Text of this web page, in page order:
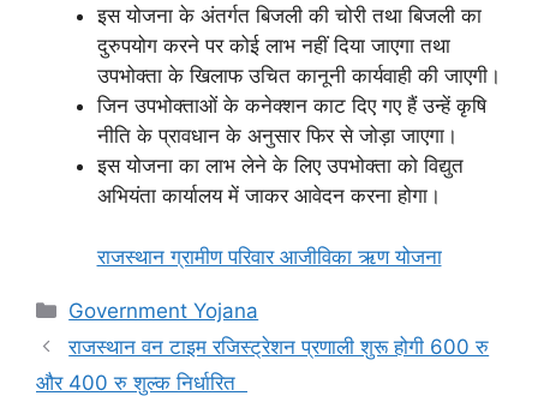
इस योजना के अंतर्गत बिजली की चोरी तथा बिजली का
दुरुपयोग करने पर कोई लाभ नहीं दिया जाएगा तथा
उपभोक्ता के खिलाफ उचित कानूनी कार्यवाही की जाएगी।
जिन उपभोक्ताओं के कनेक्शन काट दिए गए हैं उन्हें कृषि
नीति के प्रावधान के अनुसार फिर से जोड़ा जाएगा।
इस योजना का लाभ लेने के लिए उपभोक्ता को विद्युत
अभियंता कार्यालय में जाकर आवेदन करना होगा।
राजस्थान ग्रामीण परिवार आजीविका ऋण योजना
Categories
Government Yojana
राजस्थान वन टाइम रजिस्ट्रेशन प्रणाली शुरू होगी 600 रु
और 400 रु शुल्क निर्धारित